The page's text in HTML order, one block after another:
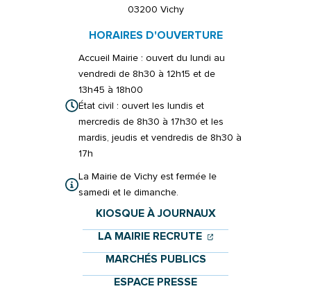
03200 Vichy
HORAIRES D'OUVERTURE
Accueil Mairie : ouvert du lundi au
vendredi de 8h30 à 12h15 et de
13h45 à 18h00
État civil : ouvert les lundis et
mercredis de 8h30 à 17h30 et les
mardis, jeudis et vendredis de 8h30 à
17h
La Mairie de Vichy est fermée le
samedi et le dimanche.
KIOSQUE À JOURNAUX
LA MAIRIE RECRUTE (OUVERTURE
(OUVERTURE
MARCHÉS PUBLICS
ESPACE PRESSE